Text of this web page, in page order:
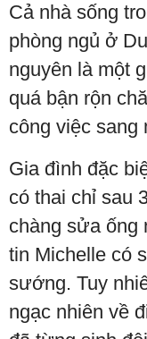
Cả nhà sống
phòng ngủ ở
nguyên là một
quá bận rộn
công việc sang
Gia đình đặc
có thai chỉ sau
chàng sửa
tin Michelle có
sướng. Tuy
ngạc nhiên về